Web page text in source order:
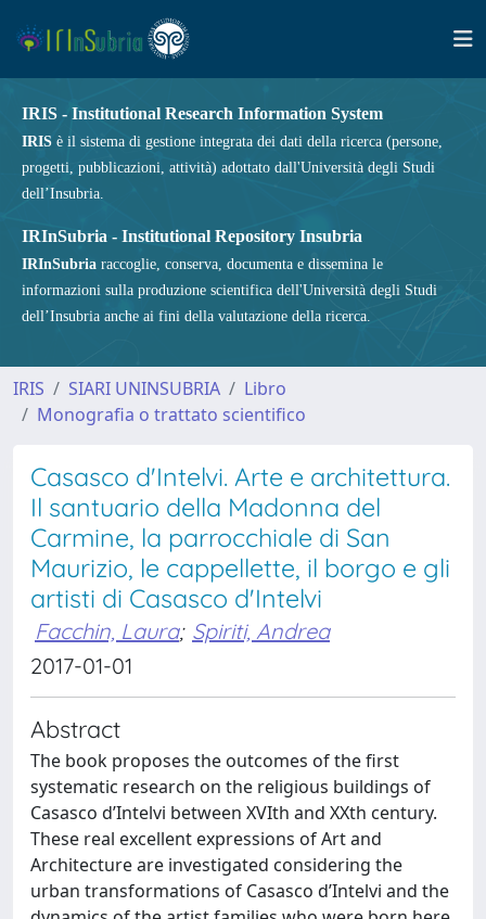
IRIS - Institutional Research Information System
IRIS è il sistema di gestione integrata dei dati della ricerca (persone,
progetti, pubblicazioni, attività) adottato dall'Università degli Studi
dell’Insubria.
IRInSubria - Institutional Repository Insubria
IRInSubria raccoglie, conserva, documenta e dissemina le
informazioni sulla produzione scientifica dell'Università degli Studi
dell’Insubria anche ai fini della valutazione della ricerca.
IRIS SIARI UNINSUBRIA
Libro
Monografia o trattato scientifico
Casasco d'Intelvi. Arte e architettura.
Il santuario della Madonna del
Carmine, la parrocchiale di San
Maurizio, le cappellette, il borgo e gli
artisti di Casasco d'Intelvi
Facchin, Laura; Spiriti, Andrea
2017-01-01
Abstract
The book proposes the outcomes of the first
systematic research on the religious buildings of
Casasco d’Intelvi between XVIth and XXth century.
These real excellent expressions of Art and
Architecture are investigated considering the
urban transformations of Casasco d’Intelvi and the